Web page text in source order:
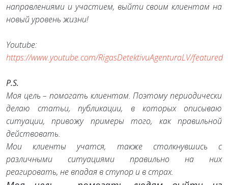
направлениями и участием, выйти своим клиентам на
новый уровень жизни!
Youtube:
https://www.youtube.com/RigasDetektivuAgenturaLV/featured
P.S.
Моя цель – помогать клиентам. Поэтому периодически
делаю статьи, публикации, в которых описываю
ситуации, привожу примеры того, как правильной
действовать.
Мои клиенты учатся, также столкнувшись с
различными ситуациями правильно на них
реагировать, не впадая в ступор и в страх.